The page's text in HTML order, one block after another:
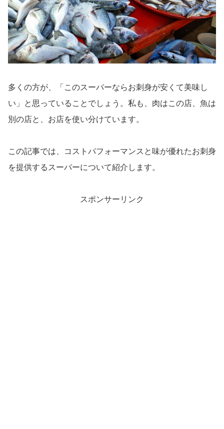
多くの方が、「このスーパーならお刺身が安くて美味し
い」と思っていることでしょう。私も、肉はこの店、魚は
別の店と、お店を使い分けています。
この記事では、コストパフォーマンスと味が優れたお刺身
を提供するスーパーについて紹介します。
スポンサーリンク